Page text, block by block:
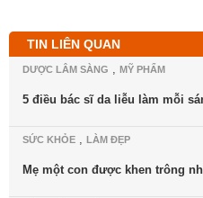
TIN LIÊN QUAN
DƯỢC LÂM SÀNG MỸ PHẨM
5 điều bác sĩ da liễu làm mỗi
SỨC KHỎE LÀM ĐẸP
Mẹ một con được khen trông